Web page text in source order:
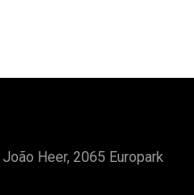
Heer, 2065 Europark